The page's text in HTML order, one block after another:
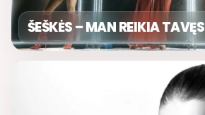
ŠEŠKĖS – MAN REIKIA TAVĘS